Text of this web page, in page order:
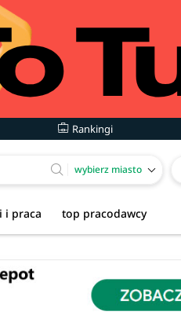
Rankingi
wybierz miasto
i praca top pracodawcy